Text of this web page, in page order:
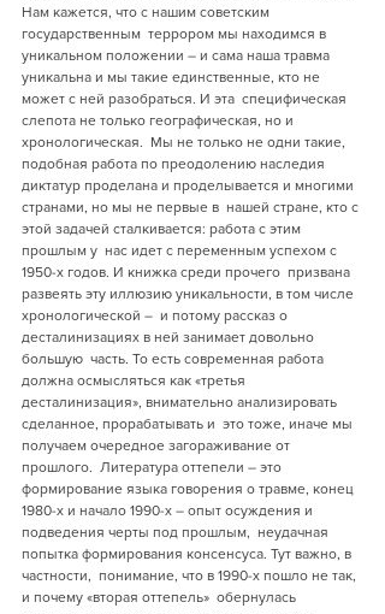
Нам кажется, что с нашим советским
государственным  террором мы находимся в
уникальном положении – и сама наша травма
уникальна и мы такие единственные, кто не
может с ней разобраться. И эта  специфическая
слепота не только географическая, но и
хронологическая.  Мы не только не одни такие,
подобная работа по преодолению наследия
диктатур проделана и проделывается и многими
странами, но мы не первые в  нашей стране, кто с
этой задачей сталкивается: работа с этим
прошлым у  нас идет с переменным успехом с
1950-х годов. И книжка среди прочего  призвана
развеять эту иллюзию уникальности, в том числе
хронологической –  и потому рассказ о
десталинизациях в ней занимает довольно
большую  часть. То есть современная работа
должна осмысляться как «третья
десталинизация», внимательно анализировать
сделанное, прорабатывать и  это тоже, иначе мы
получаем очередное загораживание от
прошлого.  Литература оттепели – это
формирование языка говорения о травме, конец
1980-х и начало 1990-х – опыт осуждения и
подведения черты под прошлым,  неудачная
попытка формирования консенсуса. Тут важно, в
частности,  понимание, что в 1990-х пошло не так,
и почему «вторая оттепель»  обернулась